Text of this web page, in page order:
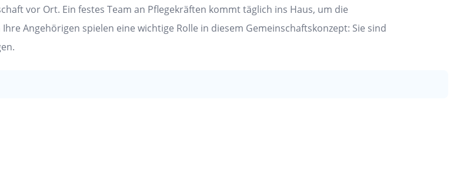
vor Ort. Ein festes Team an Pflegekräften kommt täglich ins Haus, um die
Angehörigen spielen eine wichtige Rolle in diesem Gemeinschaftskonzept: Sie sind